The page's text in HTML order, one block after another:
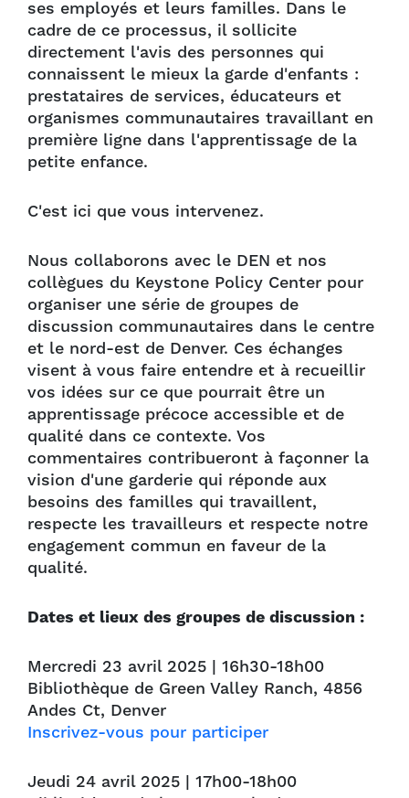
ses employés et leurs familles. Dans le
cadre de ce processus, il sollicite
directement l'avis des personnes qui
connaissent le mieux la garde d'enfants :
prestataires de services, éducateurs et
organismes communautaires travaillant en
première ligne dans l'apprentissage de la
petite enfance.
C'est ici que vous intervenez.
Nous collaborons avec le DEN et nos
collègues du Keystone Policy Center pour
organiser une série de groupes de
discussion communautaires dans le centre
et le nord-est de Denver. Ces échanges
visent à vous faire entendre et à recueillir
vos idées sur ce que pourrait être un
apprentissage précoce accessible et de
qualité dans ce contexte. Vos
commentaires contribueront à façonner la
vision d'une garderie qui réponde aux
besoins des familles qui travaillent,
respecte les travailleurs et respecte notre
engagement commun en faveur de la
qualité.
Dates et lieux des groupes de discussion :
Mercredi 23 avril 2025 | 16h30-18h00
Bibliothèque de Green Valley Ranch, 4856
Andes Ct, Denver
Inscrivez-vous pour participer
Jeudi 24 avril 2025 | 17h00-18h00